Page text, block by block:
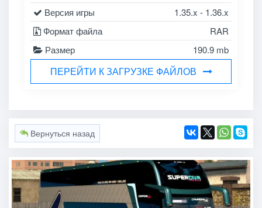
Версия игры
1.35.x - 1.36.x
Формат файла
RAR
Размер
190.9 mb
ПЕРЕЙТИ К ЗАГРУЗКЕ ФАЙЛОВ
Вернуться назад